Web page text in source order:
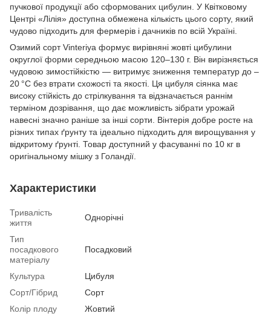
пучкової продукції або сформованих цибулин. У Квітковому
Центрі «Лілія» доступна обмежена кількість цього сорту, який
чудово підходить для фермерів і дачників по всій Україні.
Озимий сорт Vinteriya формує вирівняні жовті цибулини
округлої форми середньою масою 120–130 г. Він вирізняється
чудовою зимостійкістю — витримує зниження температур до –
20 °C без втрати схожості та якості. Ця цибуля сіянка має
високу стійкість до стрілкування та відзначається раннім
терміном дозрівання, що дає можливість зібрати урожай
навесні значно раніше за інші сорти. Вінтерія добре росте на
різних типах ґрунту та ідеально підходить для вирощування у
відкритому ґрунті. Товар доступний у фасуванні по 10 кг в
оригінальному мішку з Голандії.
Характеристики
Тривалість
життя
Однорічні
Тип
посадкового
матеріалу
Посадковий
Культура
Цибуля
Сорт/Гібрид
Сорт
Колір плоду
Жовтий